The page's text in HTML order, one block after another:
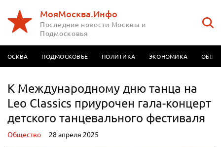
МояМосква.Инфо
Последние новости Москвы и
Подмосковья
МОСКВА ПОДМОСКОВЬЕ ПОЛИТИКА ЭКОНОМИКА
К Международному дню танца на
Leo Classics приурочен гала-концерт
детского танцевального фестиваля
Oбщество 28 апреля 2025